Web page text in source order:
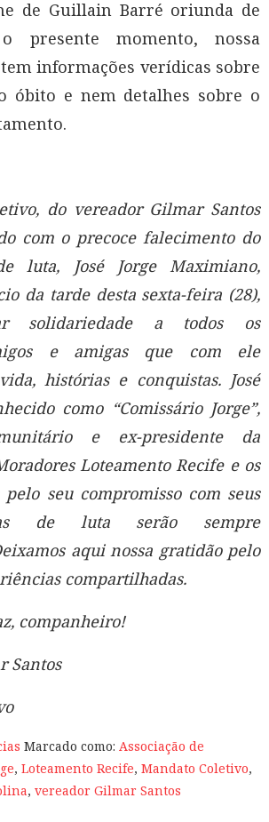
de Guillain Barré oriunda de
presente momento, nossa
informações verídicas sobre
óbito e nem detalhes sobre o
do vereador Gilmar Santos
com o precoce falecimento do
luta, José Jorge Maximiano,
da tarde desta sexta-feira (28),
solidariedade a todos os
e amigas que com ele
histórias e conquistas. José
como “Comissário Jorge”,
e ex-presidente da
Loteamento Recife e os
seu compromisso com seus
as de luta serão sempre
aqui nossa gratidão pelo
compartilhadas.
companheiro!
Santos
Marcado como: Associação de
, Loteamento Recife, Mandato Coletivo,
, vereador Gilmar Santos